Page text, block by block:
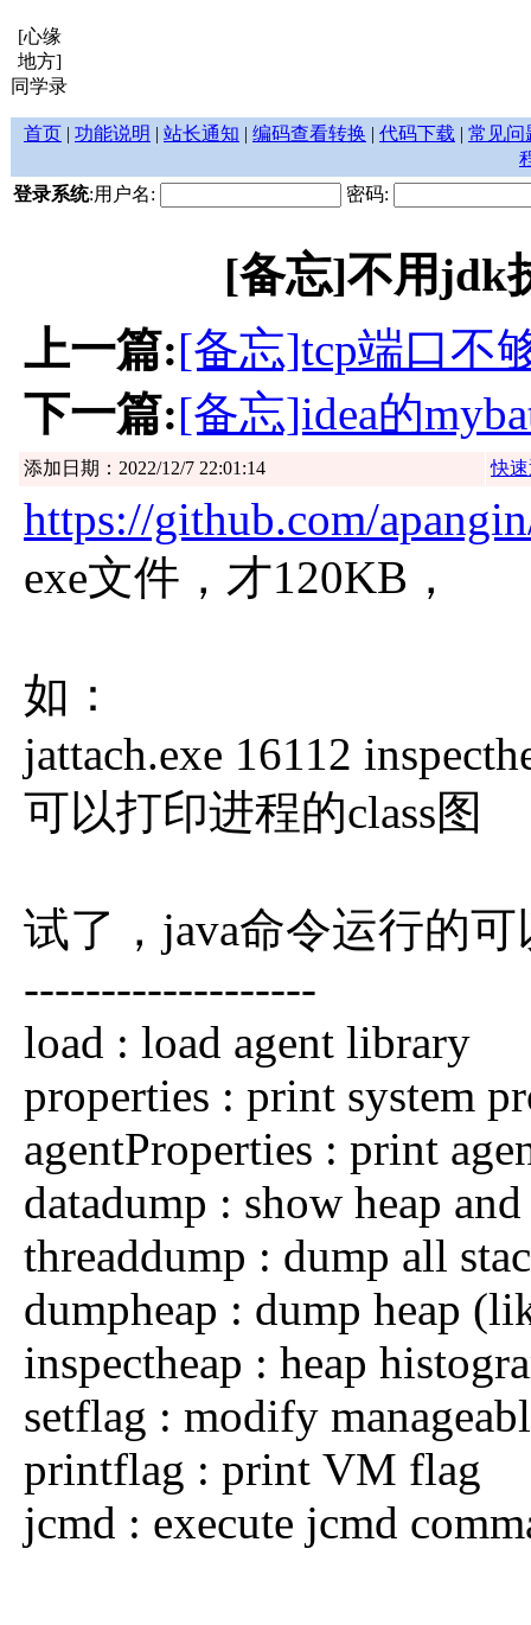
[心缘
地方]
同学录
首页 | 功能说明 | 站长通知 | 编码查看转换 | 代码下载 | 常见问
登录系统:用户名: 密码:
[备忘]不用jdk
上一篇:[备忘]tcp端口不
下一篇:[备忘]idea的
添加日期：2022/12/7 22:01:14 快
https://github.com/
exe文件，才120KB，
如：
jattach.exe 16112
可以打印进程的class图
试了，java命令运行的
-------------------
load : load agent library
properties : print system
agentProperties : print
datadump : show heap
threaddump : dump all
dumpheap : dump heap
inspectheap : heap
setflag : modify
printflag : print VM flag
jcmd : execute jcmd